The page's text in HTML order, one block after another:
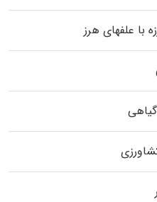
با علفهای هرز